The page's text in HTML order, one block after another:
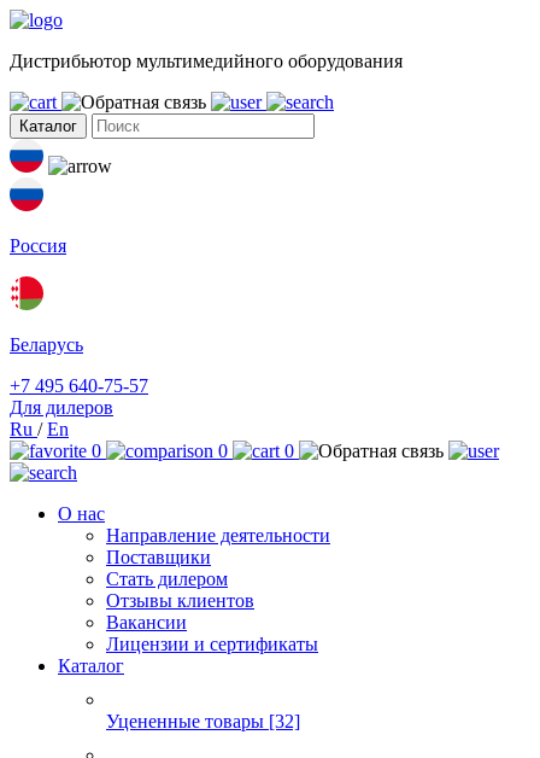
Дистрибьютор мультимедийного оборудования
Каталог
Россия
Беларусь
+7 495 640-75-57
Для дилеров
Ru /En
0
0 0
О нас
Направление деятельности
Поставщики
Стать дилером
Отзывы клиентов
Вакансии
Лицензии и сертификаты
Каталог
Уцененные товары [32]